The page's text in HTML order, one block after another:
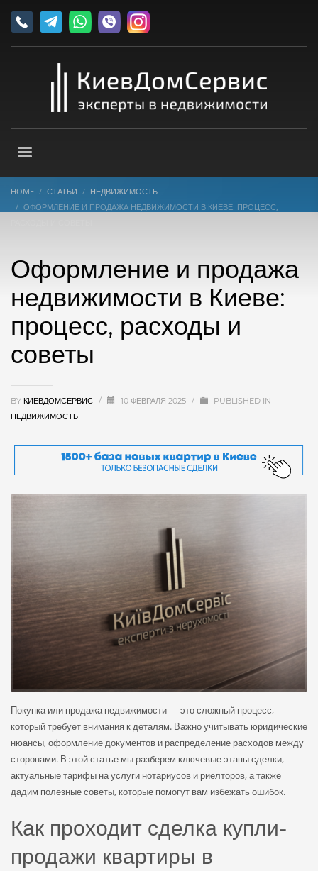
HOME СТАТЬИ
НЕДВИЖИМОСТЬ
ОФОРМЛЕНИЕ И ПРОДАЖА НЕДВИЖИМОСТИ В КИЕВЕ: ПРОЦЕСС,
Оформление и продажа
недвижимости в Киеве:
процесс, расходы и
советы
BY КИЕВДОМСЕРВИС / 10 ФЕВРАЛЯ 2025 /
PUBLISHED IN
НЕДВИЖИМОСТЬ
Покупка или продажа недвижимости — это сложный процесс,
который требует внимания к деталям. Важно учитывать юридические
нюансы, оформление документов и распределение расходов между
сторонами. В этой статье мы разберем ключевые этапы сделки,
актуальные тарифы на услуги нотариусов и риелторов, а также
дадим полезные советы, которые помогут вам избежать ошибок.
Как проходит сделка купли-
продажи квартиры в